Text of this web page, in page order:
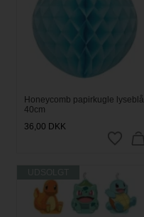
Honeycomb papirkugle lyseblå
40cm
36,00 DKK